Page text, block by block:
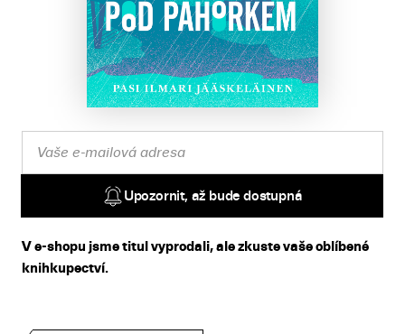
Upozornit, až bude dostupná
V e-shopu jsme titul vyprodali, ale zkuste vaše oblíbené
knihkupectví.